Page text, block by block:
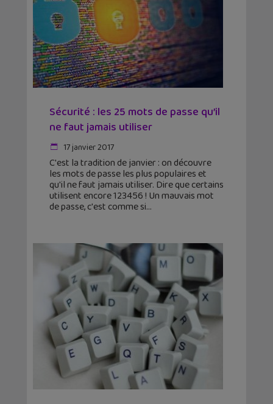
Sécurité : les 25 mots de passe qu’il
ne faut jamais utiliser
17 janvier 2017
C'est la tradition de janvier : on découvre
les mots de passe les plus populaires et
qu'il ne faut jamais utiliser. Dire que certains
utilisent encore 123456 ! Un mauvais mot
de passe, c'est comme si